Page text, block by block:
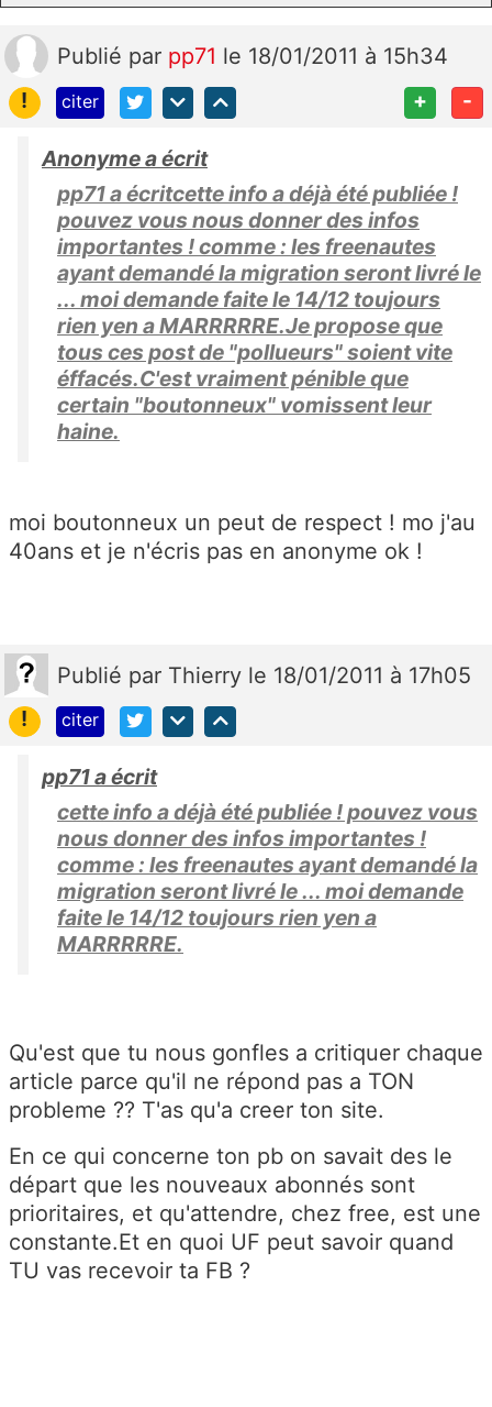
Publié par pp71 le 18/01/2011 à 15h34
!
citer + -
Anonyme a écrit
pp71 a écritcette info a déjà été publiée !
pouvez vous nous donner des infos
importantes ! comme : les freenautes
ayant demandé la migration seront livré le
... moi demande faite le 14/12 toujours
rien yen a MARRRRRE.Je propose que
tous ces post de "pollueurs" soient vite
éffacés.C'est vraiment pénible que
certain "boutonneux" vomissent leur
haine.
moi boutonneux un peut de respect ! mo j'au
40ans et je n'écris pas en anonyme ok !
Publié par Thierry le 18/01/2011 à 17h05
!
citer
pp71 a écrit
cette info a déjà été publiée ! pouvez vous
nous donner des infos importantes !
comme : les freenautes ayant demandé la
migration seront livré le ... moi demande
faite le 14/12 toujours rien yen a
MARRRRRE.
Qu'est que tu nous gonfles a critiquer chaque
article parce qu'il ne répond pas a TON
probleme ?? T'as qu'a creer ton site.
En ce qui concerne ton pb on savait des le
départ que les nouveaux abonnés sont
prioritaires, et qu'attendre, chez free, est une
constante.Et en quoi UF peut savoir quand
TU vas recevoir ta FB ?